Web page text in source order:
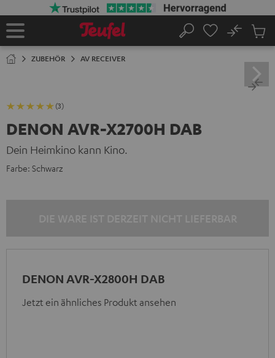
Startseite
Suche
No
ZUBEHÖR AV RECEIVER
(3)
DENON AVR-X2700H DAB
Dein Heimkino kann Kino.
Farbe: Schwarz
DENON AVR-X2800H DAB
Jetzt ein ähnliches Produkt ansehen